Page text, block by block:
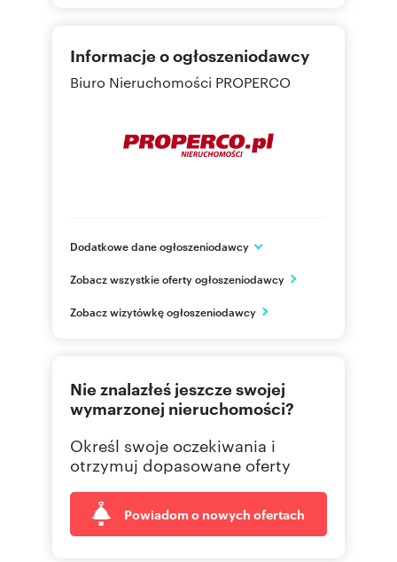
Informacje o ogłoszeniodawcy
Biuro Nieruchomości PROPERCO
Dodatkowe dane ogłoszeniodawcy
Kielce
PL
Zobacz wszystkie oferty ogłoszeniodawcy
Zobacz wizytówkę ogłoszeniodawcy
Nie znalazłeś jeszcze swojej
wymarzonej nieruchomości?
Określ swoje oczekiwania i
otrzymuj dopasowane oferty
Powiadom o nowych ofertach